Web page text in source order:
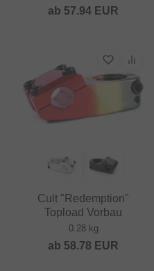
ab 57.94 EUR
Cult "Redemption"
Topload Vorbau
0.28 kg
ab 58.78 EUR